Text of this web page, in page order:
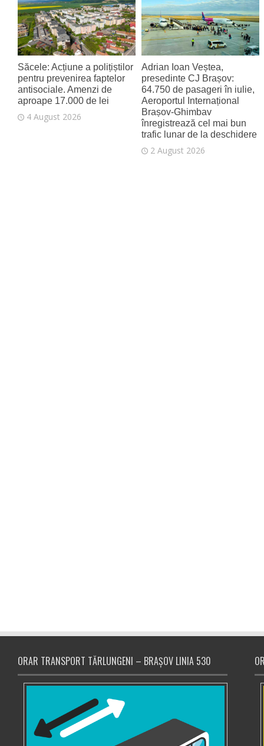
4 August 2026
Săcele: Acțiune a polițiștilor
pentru prevenirea faptelor
antisociale. Amenzi de
aproape 17.000 de lei
4 August 2026
Adrian Ioan Veștea,
presedinte CJ Brașov:
64.750 de pasageri în iulie,
Aeroportul Internațional
Brașov‑Ghimbav
înregistrează cel mai bun
trafic lunar de la deschidere
2 August 2026
ORAR TRANSPORT TĂRLUNGENI – BRAȘOV LINIA 530